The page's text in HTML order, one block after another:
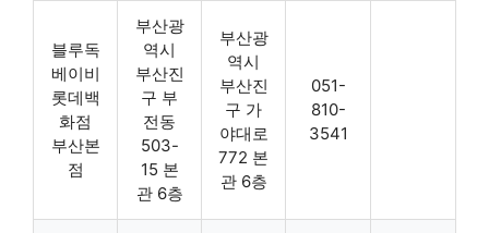
블루독
베이비
롯데백
화점
부산본
점
부산광
역시
부산진
구 부
전동
503-
15 본
관 6층
부산광
역시
부산진
구 가
야대로
772 본
관 6층
051-
810-
3541